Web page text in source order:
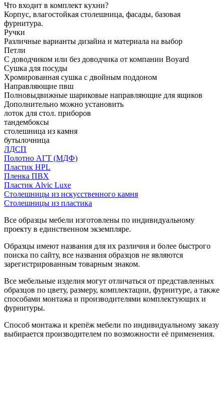
Что входит в комплект кухни?
Корпус, влагостойкая столешница, фасады, базовая
фурнитура.
Ручки
Различные варианты дизайна и материала на выбор
Петли
С доводчиком или без доводчика от компании Boyard
Сушка для посуды
Хромированная сушка с двойным поддоном
Направляющие пвш
Полновыдвижные шариковые направляющие для ящиков
Дополнительно можно установить
лоток для стол. приборов
тандембоксы
столешница из камня
бутылочница
ЛДСП
Полотно АГТ (МДФ)
Пластик HPL
Пленка ПВХ
Пластик Alvic Luxe
Столешницы из искусственного камня
Столешницы из пластика
Все образцы мебели изготовлены по индивидуальному
проекту в единственном экземпляре.
Образцы имеют названия для их различия и более быстрого
поиска по сайту, все названия образцов не являются
зарегистрированным товарным знаком.
Все мебельные изделия могут отличаться от представленных
образцов по цвету, размеру, комплектации, фурнитуре, а также
способами монтажа и производителями комплектующих и
фурнитуры.
Способ монтажа и крепёж мебели по индивидуальному заказу
выбирается производителем по возможности её применения.